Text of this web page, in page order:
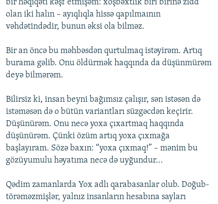
bir həqiqəti kəşf etmişəm: xoşbəxtlik biri birinə zidd
olan iki halın – ayıqlıqla hissə qapılmaının
vəhdətindədir, bunun əksi ola bilməz.
Bir an öncə bu məhbəsdən qurtulmaq istəyirəm. Artıq
burama gəlib. Onu öldürmək haqqında da düşünmürəm
deyə bilmərəm.
Bilirsiz ki, insan beyni bağımsız çalışır, sən istəsən də
istəməsən də o bütün variantları süzgəcdən keçirir.
Düşünürəm. Onu necə yoxa çıxartmaq haqqında
düşünürəm. Çünki özüm artıq yoxa çıxmağa
başlayıram. Sözə baxın: “yoxa çıxmaq!” – mənim bu
gözüyumulu həyatıma necə də uyğundur...
Qədim zamanlarda Yox adlı qarabasanlar olub. Doğub-
törəməzmişlər, yalnız insanların hesabına sayları